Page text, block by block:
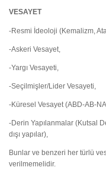
VESAYET
-Resmi İdeoloji (Kemalizm,
-Askeri Vesayet,
-Yargı Vesayeti,
-Seçilmişler/Lider Vesayeti,
-Küresel Vesayet (ABD-AB-
-Derin Yapılanmalar (Kutsal
dışı yapılar),
Bunlar ve benzeri her türlü
verilmemelidir.